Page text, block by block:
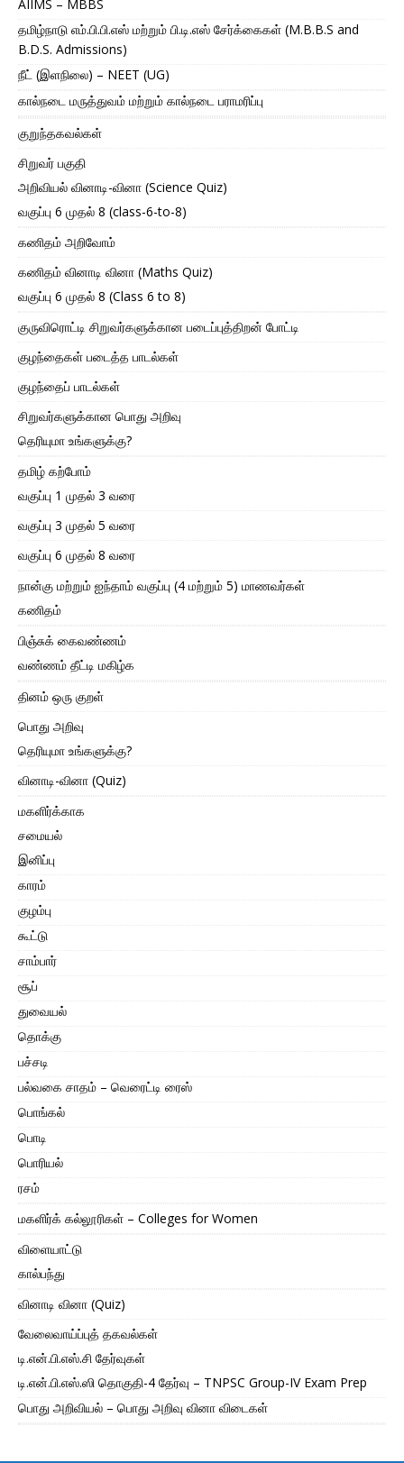
AIIMS – MBBS
தமிழ்நாடு எம்.பி.பி.எஸ் மற்றும் பி.டி.எஸ் சேர்க்கைகள் (M.B.B.S and
B.D.S. Admissions)
நீட் (இளநிலை) – NEET (UG)
கால்நடை மருத்துவம் மற்றும் கால்நடை பராமரிப்பு
குறுந்தகவல்கள்
சிறுவர் பகுதி
அறிவியல் வினாடி-வினா (Science Quiz)
வகுப்பு 6 முதல் 8 (class-6-to-8)
கணிதம் அறிவோம்
கணிதம் வினாடி வினா (Maths Quiz)
வகுப்பு 6 முதல் 8 (Class 6 to 8)
குருவிரொட்டி சிறுவர்களுக்கான படைப்புத்திறன் போட்டி
குழந்தைகள் படைத்த பாடல்கள்
குழந்தைப் பாடல்கள்
சிறுவர்களுக்கான பொது அறிவு
தெரியுமா உங்களுக்கு?
தமிழ் கற்போம்
வகுப்பு 1 முதல் 3 வரை
வகுப்பு 3 முதல் 5 வரை
வகுப்பு 6 முதல் 8 வரை
நான்கு மற்றும் ஐந்தாம் வகுப்பு (4 மற்றும் 5) மாணவர்கள்
கணிதம்
பிஞ்சுக் கைவண்ணம்
வண்ணம் தீட்டி மகிழ்க
தினம் ஒரு குறள்
பொது அறிவு
தெரியுமா உங்களுக்கு?
வினாடி-வினா (Quiz)
மகளிர்க்காக
சமையல்
இனிப்பு
காரம்
குழம்பு
கூட்டு
சாம்பார்
சூப்
துவையல்
தொக்கு
பச்சடி
பல்வகை சாதம் – வெரைட்டி ரைஸ்
பொங்கல்
பொடி
பொரியல்
ரசம்
மகளிர்க் கல்லூரிகள் – Colleges for Women
விளையாட்டு
கால்பந்து
வினாடி வினா (Quiz)
வேலைவாய்ப்புத் தகவல்கள்
டி.என்.பி.எஸ்.சி தேர்வுகள்
டி.என்.பி.எஸ்.ஸி தொகுதி-4 தேர்வு – TNPSC Group-IV Exam Prep
பொது அறிவியல் – பொது அறிவு வினா விடைகள்